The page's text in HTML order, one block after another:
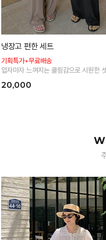
냉장고 편한 세트
기획특가+무료배송
입자마자 느껴지는 쿨링감으로 시원한
20,000